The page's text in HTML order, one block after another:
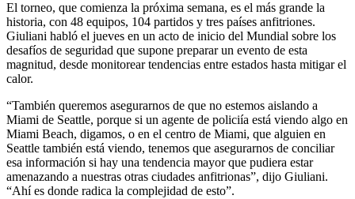
El torneo, que comienza la próxima semana, es el más grande la
historia, con 48 equipos, 104 partidos y tres países anfitriones.
Giuliani habló el jueves en un acto de inicio del Mundial sobre los
desafíos de seguridad que supone preparar un evento de esta
magnitud, desde monitorear tendencias entre estados hasta mitigar el
calor.
“También queremos asegurarnos de que no estemos aislando a
Miami de Seattle, porque si un agente de policiía está viendo algo en
Miami Beach, digamos, o en el centro de Miami, que alguien en
Seattle también está viendo, tenemos que asegurarnos de conciliar
esa información si hay una tendencia mayor que pudiera estar
amenazando a nuestras otras ciudades anfitrionas”, dijo Giuliani.
“Ahí es donde radica la complejidad de esto”.